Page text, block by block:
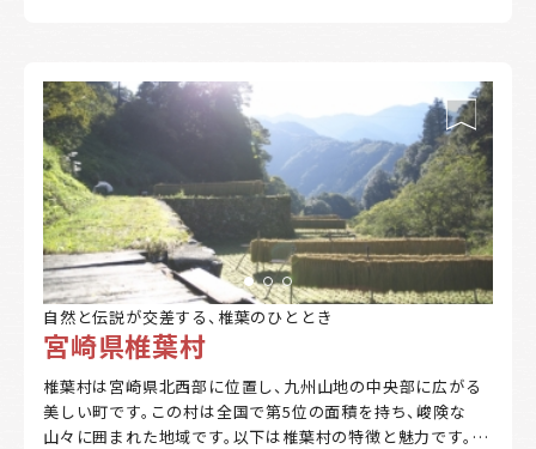
葉、冬には雪景色と、四季折々の自然美を楽しむことができる
のも魅力の一つです。
自然と伝説が交差する、椎葉のひととき
宮崎県椎葉村
椎葉村は宮崎県北西部に位置し、九州山地の中央部に広がる
美しい町です。この村は全国で第5位の面積を持ち、峻険な
山々に囲まれた地域です。以下は椎葉村の特徴と魅力です。主